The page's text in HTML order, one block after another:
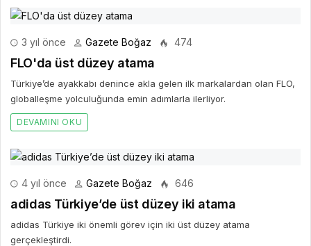
3 yıl önce Gazete Boğaz 474
FLO'da üst düzey atama
Türkiye’de ayakkabı denince akla gelen ilk markalardan olan FLO,
globalleşme yolculuğunda emin adımlarla ilerliyor.
DEVAMINI OKU
4 yıl önce Gazete Boğaz 646
adidas Türkiye’de üst düzey iki atama
adidas Türkiye iki önemli görev için iki üst düzey atama
gerçekleştirdi.